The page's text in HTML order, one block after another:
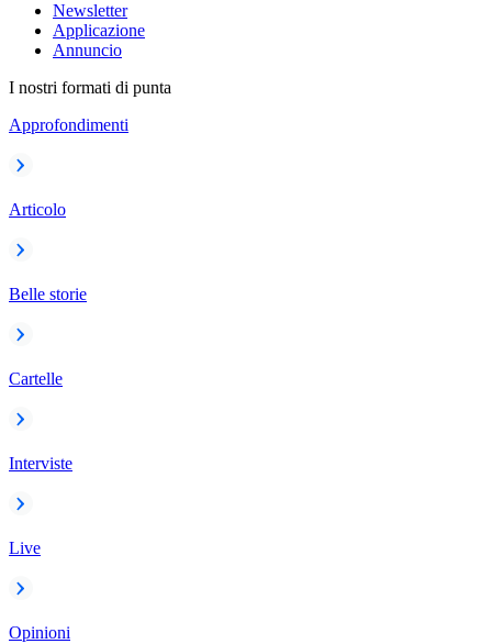
Newsletter
Applicazione
Annuncio
I nostri formati di punta
Approfondimenti
Articolo
Belle storie
Cartelle
Interviste
Live
Opinioni